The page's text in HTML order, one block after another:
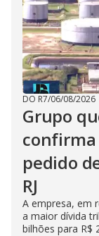
DO R7/06/08/2026
Grupo
confirma
pedido
RJ
A empresa, em
a maior dívida
bilhões para R$